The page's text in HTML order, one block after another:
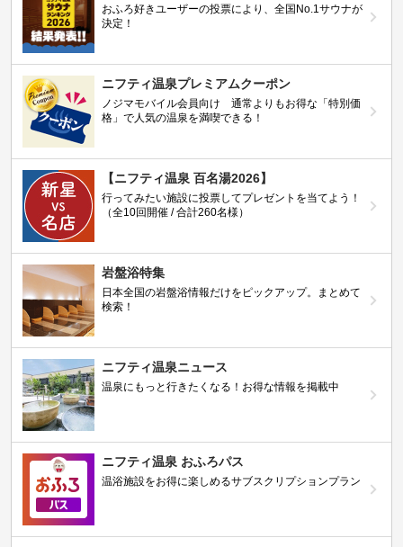
おふろ好きユーザーの投票により、全国No.1サウナが
決定！
ニフティ温泉プレミアムクーポン
ノジマモバイル会員向け 通常よりもお得な「特別価
格」で人気の温泉を満喫できる！
【ニフティ温泉 百名湯2026】
行ってみたい施設に投票してプレゼントを当てよう！
（全10回開催 / 合計260名様）
岩盤浴特集
日本全国の岩盤浴情報だけをピックアップ。まとめて
検索！
ニフティ温泉ニュース
温泉にもっと行きたくなる！お得な情報を掲載中
ニフティ温泉 おふろパス
温浴施設をお得に楽しめるサブスクリプションプラン